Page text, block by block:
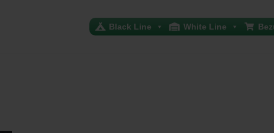
Black Line White Line